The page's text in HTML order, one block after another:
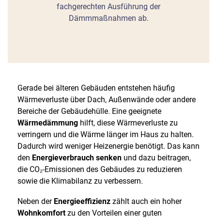
fachgerechten Ausführung der
Dämmmaßnahmen ab.
Gerade bei älteren Gebäuden entstehen häufig
Wärmeverluste über Dach, Außenwände oder andere
Bereiche der Gebäudehülle. Eine geeignete
Wärmedämmung hilft, diese Wärmeverluste zu
verringern und die Wärme länger im Haus zu halten.
Dadurch wird weniger Heizenergie benötigt. Das kann
den Energieverbrauch senken und dazu beitragen,
die CO₂-Emissionen des Gebäudes zu reduzieren
sowie die Klimabilanz zu verbessern.
Neben der Energieeffizienz zählt auch ein hoher
Wohnkomfortzu den Vorteilen einer guten